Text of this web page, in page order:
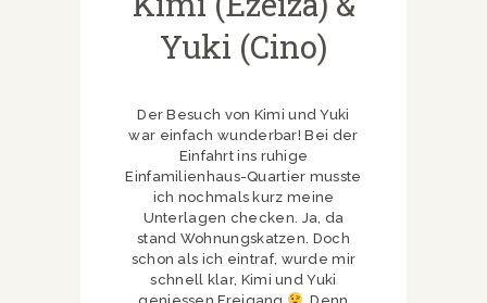
Yuki (Cino)
Der Besuch von Kimi und Yuki
war einfach wunderbar! Bei der
Einfahrt ins ruhige
Einfamilienhaus-Quartier musste
ich nochmals kurz meine
Unterlagen checken. Ja, da
stand Wohnungskatzen. Doch
schon als ich eintraf, wurde mir
schnell klar, Kimi und Yuki